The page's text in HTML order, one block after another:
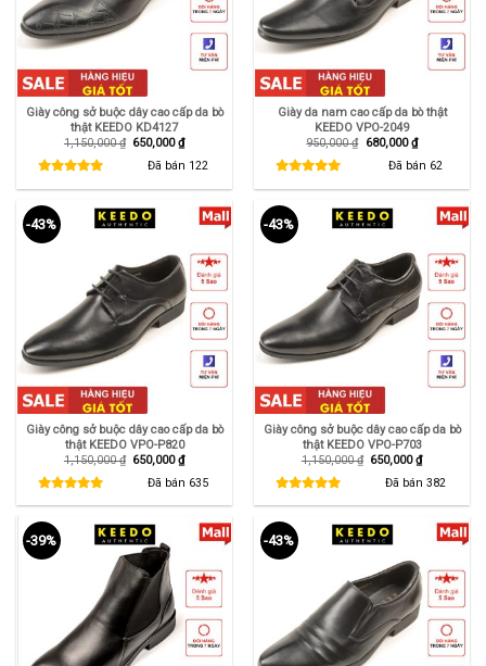
Giày công sở buộc dây cao cấp da bò
thật KEEDO KD4127
1,150,000₫ Giá
650,000₫Giá
hiện
tại
Đã bán 122
Giày da nam cao cấp da bò thật
KEEDO VPO-2049
950,000₫ Giá
680,000₫Giá
hiện
tại
Đã bán 62
-43%
Giày công sở buộc dây cao cấp da bò
thật KEEDO VPO-P820
1,150,000₫ Giá
1,150,000 ₫.
650,000₫Giá
hiện
tại
là:
650,000 ₫.
Đã bán 635
-43%
Giày công sở buộc dây cao cấp da bò
thật KEEDO VPO-P703
1,150,000₫ Giá
1,150,000 ₫.
650,000₫Giá
hiện
tại
là:
650,000 ₫.
Đã bán 382
-39% -43%